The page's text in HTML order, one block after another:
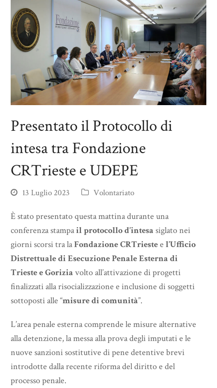
Presentato il Protocollo di
intesa tra Fondazione
CRTrieste e UDEPE
13 Luglio 2023 Volontariato
È stato presentato questa mattina durante una
conferenza stampail protocollo d’intesa siglato nei
giorni scorsi tra laFondazione CRTriesteel’Ufficio
Distrettuale di Esecuzione Penale Esterna di
Trieste e Gorizia volto all’attivazione di progetti
finalizzati alla risocializzazione e inclusione di soggetti
sottoposti alle “misure di comunità”.
L’area penale esterna comprende le misure alternative
alla detenzione, la messa alla prova degli imputati e le
nuove sanzioni sostitutive di pene detentive brevi
introdotte dalla recente riforma del diritto e del
processo penale.